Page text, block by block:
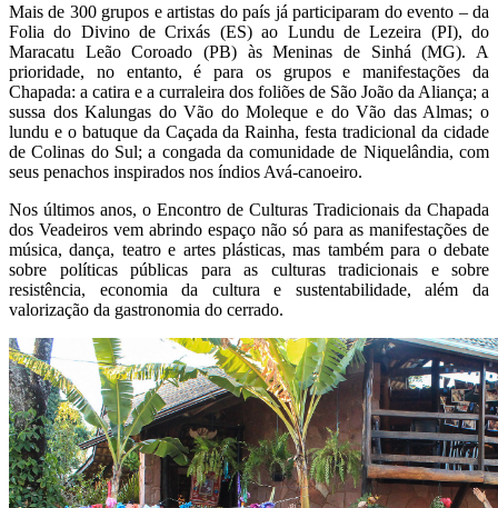
Mais de 300 grupos e artistas do país já participaram do evento – da
Folia do Divino de Crixás (ES) ao Lundu de Lezeira (PI), do
Maracatu Leão Coroado (PB) às Meninas de Sinhá (MG). A
prioridade, no entanto, é para os grupos e manifestações da
Chapada: a catira e a curraleira dos foliões de São João da Aliança; a
sussa dos Kalungas do Vão do Moleque e do Vão das Almas; o
lundu e o batuque da Caçada da Rainha, festa tradicional da cidade
de Colinas do Sul; a congada da comunidade de Niquelândia, com
seus penachos inspirados nos índios Avá-canoeiro.
Nos últimos anos, o Encontro de Culturas Tradicionais da Chapada
dos Veadeiros vem abrindo espaço não só para as manifestações de
música, dança, teatro e artes plásticas, mas também para o debate
sobre políticas públicas para as culturas tradicionais e sobre
resistência, economia da cultura e sustentabilidade, além da
valorização da gastronomia do cerrado.